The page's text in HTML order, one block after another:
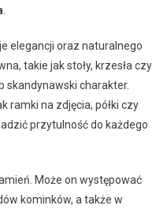
elegancji oraz naturalnego
takie jak stoły, krzesła czy
skandynawski charakter.
ramki na zdjęcia, półki czy
przytulność do każdego
Może on występować
kominków, a także w